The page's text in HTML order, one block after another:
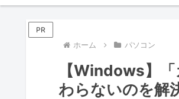
PR
ホーム パソコン
【Windows】
わらないのを解